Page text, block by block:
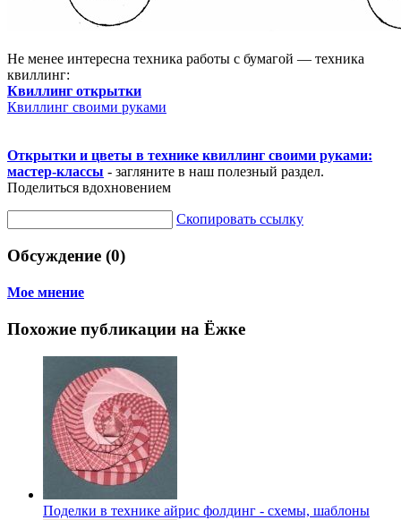
Не менее интересна техника работы с бумагой — техника
квиллинг:
Квиллинг открытки
Квиллинг своими руками
Открытки и цветы в технике квиллинг своими руками:
мастер-классы - загляните в наш полезный раздел.
Поделиться вдохновением
Скопировать ссылку
Обсуждение (0)
Мое мнение
Похожие публикации на Ёжке
Поделки в технике айрис фолдинг - схемы, шаблоны